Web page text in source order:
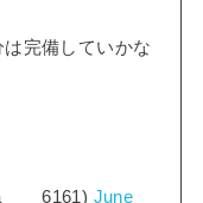
完備していかな
June